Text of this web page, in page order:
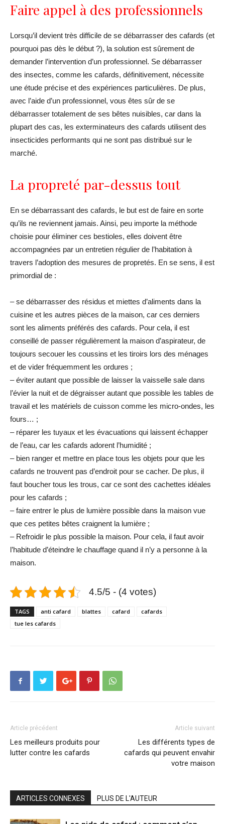
Faire appel à des professionnels
Lorsqu’il devient très difficile de se débarrasser des cafards (et
pourquoi pas dès le début ?), la solution est sûrement de
demander l’intervention d’un professionnel. Se débarrasser
des insectes, comme les cafards, définitivement, nécessite
une étude précise et des expériences particulières. De plus,
avec l’aide d’un professionnel, vous êtes sûr de se
débarrasser totalement de ses bêtes nuisibles, car dans la
plupart des cas, les exterminateurs des cafards utilisent des
insecticides performants qui ne sont pas distribué sur le
marché.
La propreté par-dessus tout
En se débarrassant des cafards, le but est de faire en sorte
qu’ils ne reviennent jamais. Ainsi, peu importe la méthode
choisie pour éliminer ces bestioles, elles doivent être
accompagnées par un entretien régulier de l’habitation à
travers l’adoption des mesures de propretés. En se sens, il est
primordial de :
– se débarrasser des résidus et miettes d’aliments dans la
cuisine et les autres pièces de la maison, car ces derniers
sont les aliments préférés des cafards. Pour cela, il est
conseillé de passer régulièrement la maison d’aspirateur, de
toujours secouer les coussins et les tiroirs lors des ménages
et de vider fréquemment les ordures ;
– éviter autant que possible de laisser la vaisselle sale dans
l’évier la nuit et de dégraisser autant que possible les tables de
travail et les matériels de cuisson comme les micro-ondes, les
fours… ;
– réparer les tuyaux et les évacuations qui laissent échapper
de l’eau, car les cafards adorent l’humidité ;
– bien ranger et mettre en place tous les objets pour que les
cafards ne trouvent pas d’endroit pour se cacher. De plus, il
faut boucher tous les trous, car ce sont des cachettes idéales
pour les cafards ;
– faire entrer le plus de lumière possible dans la maison vue
que ces petites bêtes craignent la lumière ;
– Refroidir le plus possible la maison. Pour cela, il faut avoir
l’habitude d’éteindre le chauffage quand il n’y a personne à la
maison.
4.5/5 - (4 votes)
TAGS anti cafard blattes cafard
cafards
tue les cafards
Article précédent
Les meilleurs produits pour
lutter contre les cafards
Article suivant
Les différents types de
cafards qui peuvent envahir
votre maison
ARTICLES CONNEXES PLUS DE L'AUTEUR